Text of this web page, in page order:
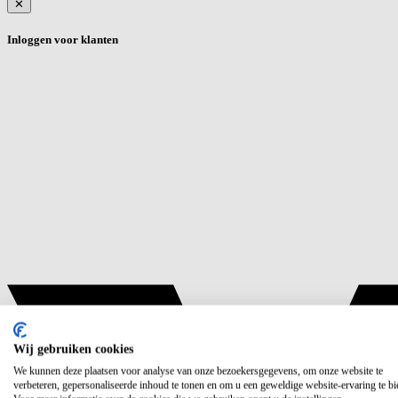
✕
Inloggen voor klanten
Wij gebruiken cookies
We kunnen deze plaatsen voor analyse van onze bezoekersgegevens, om onze website te
verbeteren, gepersonaliseerde inhoud te tonen en om u een geweldige website-ervaring te